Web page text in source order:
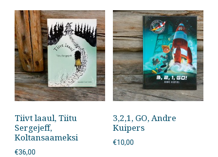
Tiivt laaul, Tiitu
Sergejeff,
Koltansaameksi
€36,00
3,2,1, GO, Andre
Kuipers
€10,00